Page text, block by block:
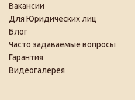
Вакансии
Для Юридических лиц
Блог
Часто задаваемые вопросы
Гарантия
Видеогалерея